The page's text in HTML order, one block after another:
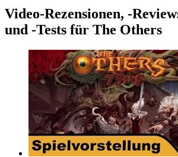
Video-Rezensionen, -
und -Tests für The Others